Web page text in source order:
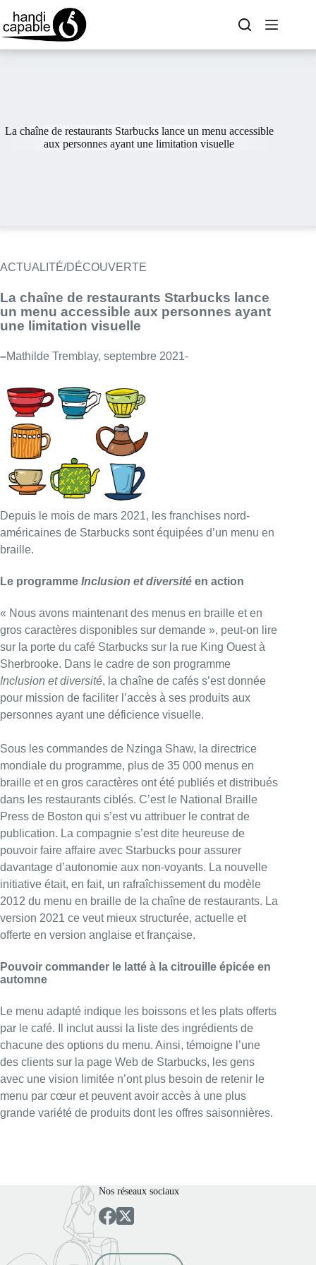
La chaîne de restaurants Starbucks lance un menu accessible
aux personnes ayant une limitation visuelle
ACTUALITÉ/DÉCOUVERTE
La chaîne de restaurants Starbucks lance
un menu accessible aux personnes ayant
une limitation visuelle
–Mathilde Tremblay, septembre 2021-
Depuis le mois de mars 2021, les franchises nord-
américaines de Starbucks sont équipées d’un menu en
braille.
Le programme Inclusion et diversité en action
« Nous avons maintenant des menus en braille et en
gros caractères disponibles sur demande », peut-on lire
sur la porte du café Starbucks sur la rue King Ouest à
Sherbrooke. Dans le cadre de son programme
Inclusion et diversité, la chaîne de cafés s’est donnée
pour mission de faciliter l’accès à ses produits aux
personnes ayant une déficience visuelle.
Sous les commandes de Nzinga Shaw, la directrice
mondiale du programme, plus de 35 000 menus en
braille et en gros caractères ont été publiés et distribués
dans les restaurants ciblés. C’est le National Braille
Press de Boston qui s’est vu attribuer le contrat de
publication. La compagnie s’est dite heureuse de
pouvoir faire affaire avec Starbucks pour assurer
davantage d’autonomie aux non-voyants. La nouvelle
initiative était, en fait, un rafraîchissement du modèle
2012 du menu en braille de la chaîne de restaurants. La
version 2021 ce veut mieux structurée, actuelle et
offerte en version anglaise et française.
Pouvoir commander le latté à la citrouille épicée en
automne
Le menu adapté indique les boissons et les plats offerts
par le café. Il inclut aussi la liste des ingrédients de
chacune des options du menu. Ainsi, témoigne l’une
des clients sur la page Web de Starbucks, les gens
avec une vision limitée n’ont plus besoin de retenir le
menu par cœur et peuvent avoir accès à une plus
grande variété de produits dont les offres saisonnières.
Nos réseaux sociaux